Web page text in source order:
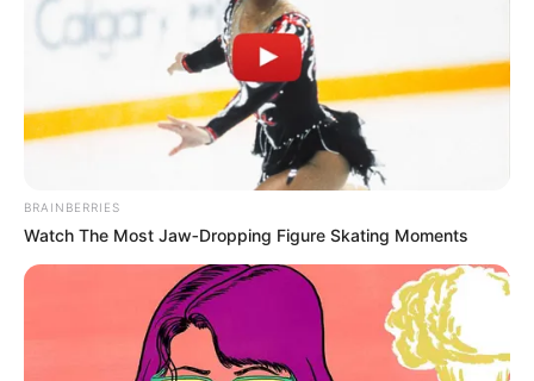
BRAINBERRIES
Watch The Most Jaw‑Dropping Figure Skating Moments